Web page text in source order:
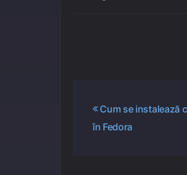
Navigare
Cum se instalează
în Fedora